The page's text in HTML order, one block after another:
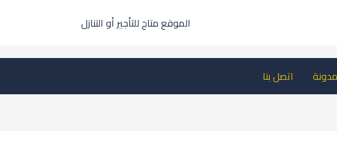
الموقع متاج للتأجير أو التنازل
اتصل بنا